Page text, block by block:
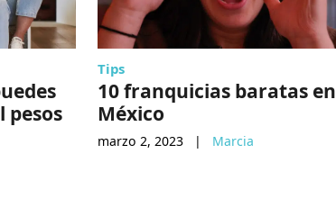
pesos
Tips
10 franquicias baratas en
México
marzo 2, 2023 | Marcia